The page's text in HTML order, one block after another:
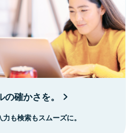
確かさを。
も検索もスムーズに。